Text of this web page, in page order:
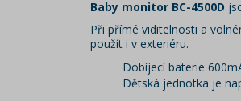
Baby monitor BC-4500D
Při přímé viditelnosti a
použít i v exteriéru.
Dobíjecí baterie
Dětská jednotka je